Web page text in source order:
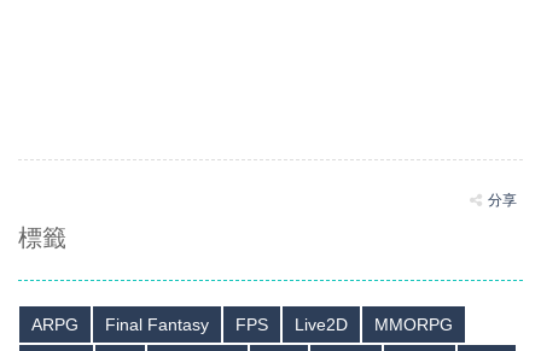
分享
標籤
ARPG Final Fantasy FPS Live2D
MMORPG